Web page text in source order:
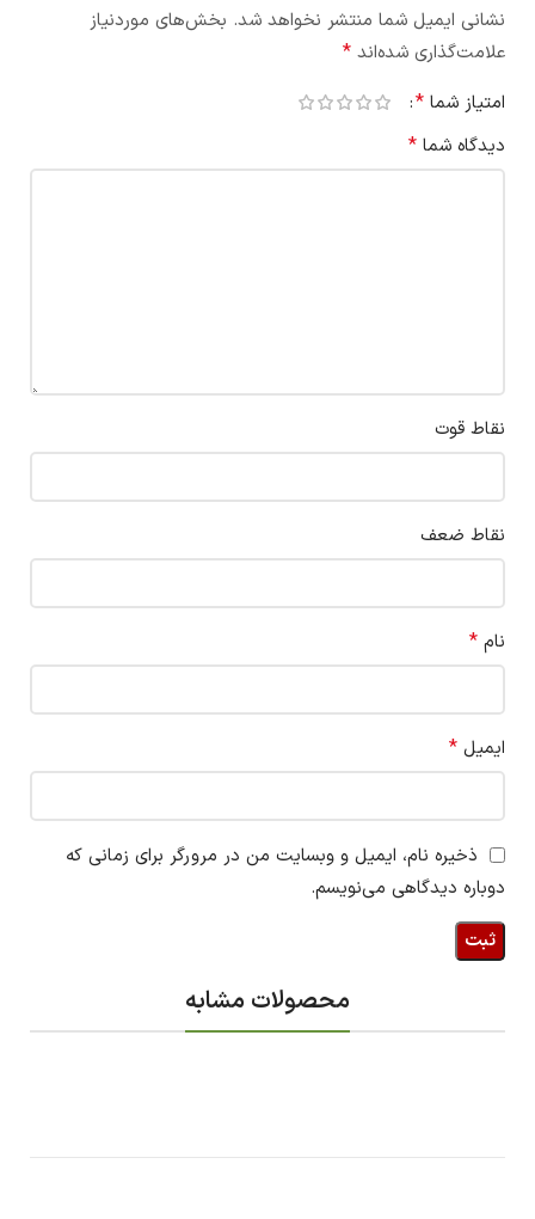
نشانی ایمیل شما منتشر نخواهد شد. بخش‌های موردنیاز
علامت‌گذاری شده‌اند *
امتیاز شما *
دیدگاه شما *
نقاط قوت
نقاط ضعف
نام *
ایمیل *
ذخیره نام، ایمیل و وبسایت من در مرورگر برای زمانی که
دوباره دیدگاهی می‌نویسم.
محصولات مشابه